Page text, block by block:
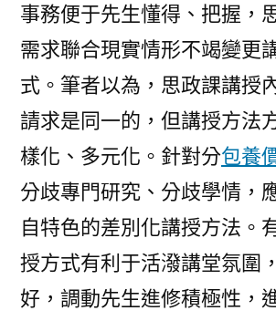
事務便于先生懂得、把握，
需求聯合現實情形不竭變更
式。筆者以為，思政課講授
請求是同一的，但講授方法
樣化、多元化。針對分包養
分歧專門研究、分歧學情，
自特色的差別化講授方法。
授方式有利于活潑講堂氛圍
好，調動先生進修積極性，